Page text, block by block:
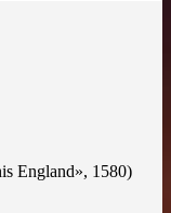
England», 1580)